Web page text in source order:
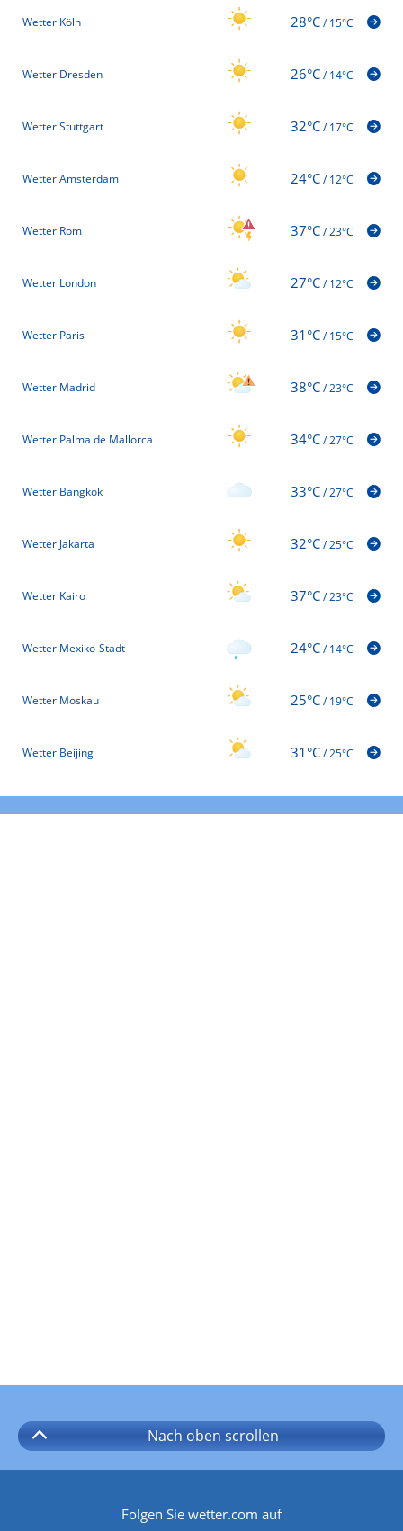
Wetter Köln 28°C/15°C
Wetter Dresden 26°C/14°C
Wetter Stuttgart 32°C/17°C
Wetter Amsterdam 24°C/12°C
Wetter Rom 37°C/23°C
Wetter London 27°C/12°C
Wetter Paris 31°C/15°C
Wetter Madrid 38°C/23°C
Wetter Palma de Mallorca 34°C/27°C
Wetter Bangkok 33°C/27°C
Wetter Jakarta 32°C/25°C
Wetter Kairo 37°C/23°C
Wetter Mexiko-Stadt 24°C/14°C
Wetter Moskau 25°C/19°C
Wetter Beijing 31°C/25°C
Nach oben scrollen
Folgen Sie wetter.com auf